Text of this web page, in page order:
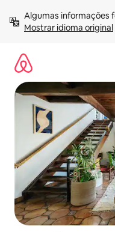
para
Mostrar idioma original